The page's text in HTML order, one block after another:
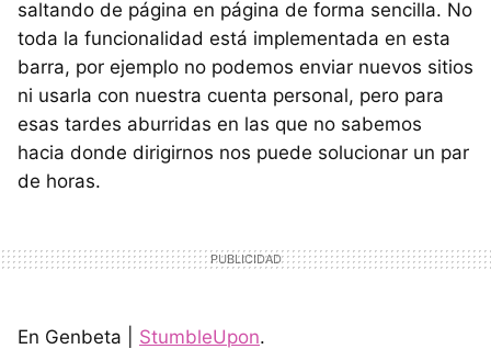
saltando de página en página de forma sencilla. No
toda la funcionalidad está implementada en esta
barra, por ejemplo no podemos enviar nuevos sitios
ni usarla con nuestra cuenta personal, pero para
esas tardes aburridas en las que no sabemos
hacia donde dirigirnos nos puede solucionar un par
de horas.
En Genbeta | StumbleUpon.